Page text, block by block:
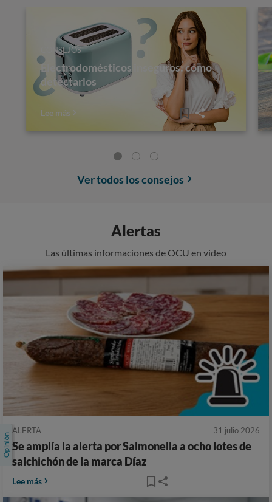
CONSEJOS
Electrodomésticos inseguros: cómo
detectarlos
Lee más
Ver todos los consejos
Alertas
Las últimas informaciones de OCU en video
ALERTA 31 julio 2026
Se amplía la alerta por Salmonella a ocho lotes de
salchichón de la marca Díaz
Lee más